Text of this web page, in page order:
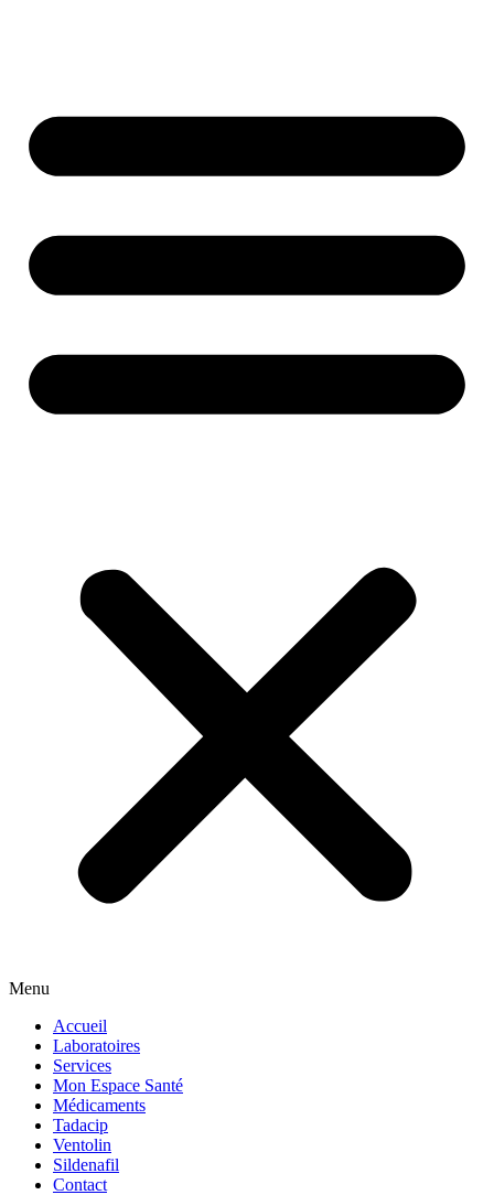
Menu
Accueil
Laboratoires
Services
Mon Espace Santé
Médicaments
Tadacip
Ventolin
Sildenafil
Contact